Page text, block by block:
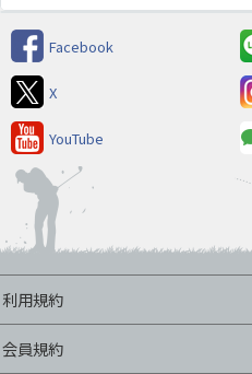
Facebook
X
YouTube
利用規約
会員規約